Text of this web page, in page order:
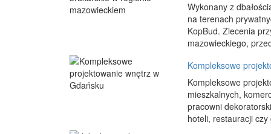
Wykonany z
na terenach
KopBud. Zlecenia
mazowieckiego,
Kompleksowe
Kompleksowe
mieszkalnych,
pracowni
hoteli, restauracji